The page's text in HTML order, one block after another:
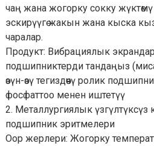
чаң жана жогорку сокку
эскирүүгө жакын жана кыска
чаралар.
Продукт: Вибрациялык
подшипниктерди тандаңыз
өзүн-өзү тегиздөөчү ролик
фосфаттоо менен иштетүү
2. Металлургиялык
подшипник эритмелери
Оор жерлери: Жогорку